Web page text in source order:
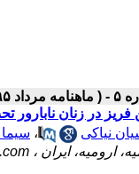
فریز در زنان
نیاکی ،
ارومیه، ایران ،